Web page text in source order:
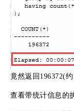
竟然返回196372(
查看带统计信息的